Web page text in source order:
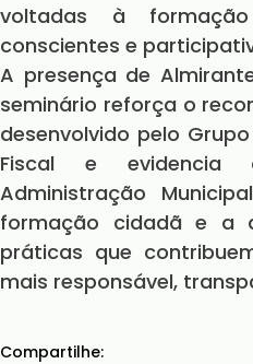
voltadas à
conscientes e
A presença de
seminário reforça o
desenvolvido pelo
Fiscal e evidencia
Administração
formação cidadã e a
práticas que
mais responsável,
Compartilhe: